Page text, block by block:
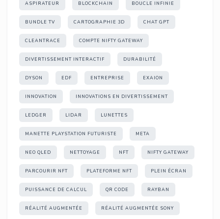
ASPIRATEUR BLOCKCHAIN BOUCLE INFINIE
BUNDLE TV CARTOGRAPHIE 3D CHAT GPT
CLEANTRACE COMPTE NIFTY GATEWAY
DIVERTISSEMENT INTERACTIF DURABILITÉ
DYSON EDF ENTREPRISE EXAION
INNOVATION INNOVATIONS EN DIVERTISSEMENT
LEDGER LIDAR LUNETTES
MANETTE PLAYSTATION FUTURISTE META
NEO QLED NETTOYAGE NFT NIFTY GATEWAY
PARCOURIR NFT PLATEFORME NFT PLEIN ÉCRAN
PUISSANCE DE CALCUL QR CODE RAYBAN
RÉALITÉ AUGMENTÉE RÉALITÉ AUGMENTÉE SONY